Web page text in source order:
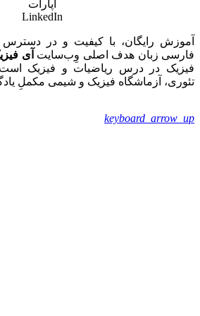
آپارات
LinkedIn
آموزش رایگان، با کیفیت و در دسترس
فارسی زبان هدف اصلی وِب‌سایت آی
فیزیک در درس ریاضیات و فیزیک
تئوری، آزماشگاه فیزیک و شیمی مکملِ
keyboard_arrow_up